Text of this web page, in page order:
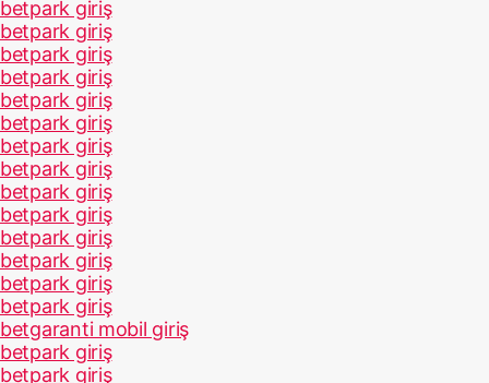
betpark giriş
betpark giriş
betpark giriş
betpark giriş
betpark giriş
betpark giriş
betpark giriş
betpark giriş
betpark giriş
betpark giriş
betpark giriş
betpark giriş
betpark giriş
betpark giriş
betgaranti mobil giriş
betpark giriş
betpark giriş